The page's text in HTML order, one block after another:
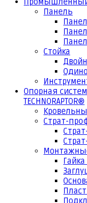
Промышленный
Панель
Стойка
Опорная
TECHNORAPTOR®
Страт-